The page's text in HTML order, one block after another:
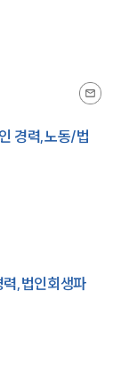
경력,노동/법
,법인회생파